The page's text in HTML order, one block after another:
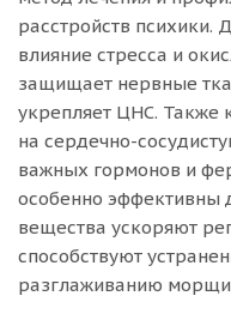
расстройств психики.
влияние стресса и
защищает нервные
укрепляет ЦНС. Также
на сердечно-
важных гормонов и
особенно эффективны
вещества ускоряют
способствуют
разглаживанию